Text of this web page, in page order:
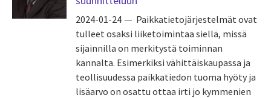
2024-01-24
Paikkatietojärjestelmät ovat
tulleet osaksi liiketoimintaa siellä, missä
sijainnilla on merkitystä toiminnan
kannalta. Esimerkiksi vähittäiskaupassa ja
teollisuudessa paikkatiedon tuoma hyöty ja
lisäarvo on osattu ottaa irti jo kymmenien